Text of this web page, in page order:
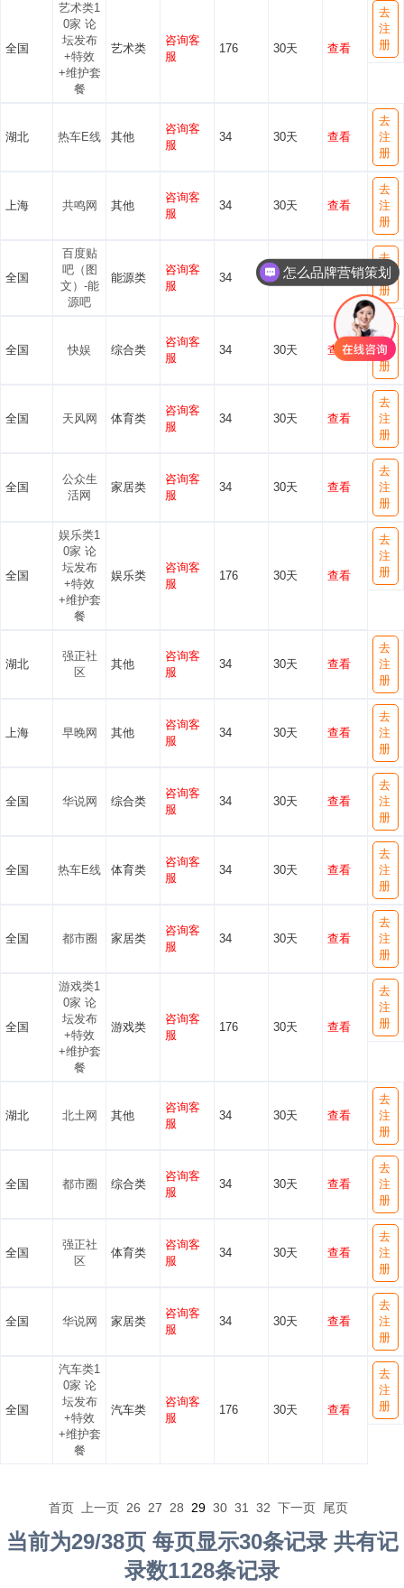
全国
艺术类1
0家 论
坛发布
+特效
+维护套
餐
艺术类
咨询客
服
176 30天 查看
去
注
册
湖北 热车E线 其他
咨询客
服
34 30天 查看
去
注
册
上海 共鸣网 其他
咨询客
服
34 30天 查看
去
注
册
全国
百度贴
吧（图
文）-能
源吧
能源类
咨询客
服
34 7天 查看
去
注
册
全国 快娱 综合类
咨询客
服
34 30天 查看
去
注
册
全国 天风网 体育类
咨询客
服
34 30天 查看
去
注
册
全国
公众生
活网
家居类
咨询客
服
34 30天 查看
去
注
册
全国
娱乐类1
0家 论
坛发布
+特效
+维护套
餐
娱乐类
咨询客
服
176 30天 查看
去
注
册
湖北
强正社
区
其他
咨询客
服
34 30天 查看
去
注
册
上海 早晚网 其他
咨询客
服
34 30天 查看
去
注
册
全国 华说网 综合类
咨询客
服
34 30天 查看
去
注
册
全国 热车E线 体育类
咨询客
服
34 30天 查看
去
注
册
全国 都市圈 家居类
咨询客
服
34 30天 查看
去
注
册
全国
游戏类1
0家 论
坛发布
+特效
+维护套
餐
游戏类
咨询客
服
176 30天 查看
去
注
册
湖北 北土网 其他
咨询客
服
34 30天 查看
去
注
册
全国 都市圈 综合类
咨询客
服
34 30天 查看
去
注
册
全国
强正社
区
体育类
咨询客
服
34 30天 查看
去
注
册
全国 华说网 家居类
咨询客
服
34 30天 查看
去
注
册
全国
汽车类1
0家 论
坛发布
+特效
+维护套
餐
汽车类
咨询客
服
176 30天 查看
去
注
册
首页 上一页 26 27 28 29 30 31 32 下一页 尾页
当前为29/38页 每页显示30条记录 共有记
录数1128条记录
怎么品牌营销策划